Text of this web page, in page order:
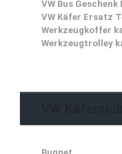
VW Bus Geschenk
VW Käfer Ersatz
Werkzeugkoffer
Werkzeugtrolley